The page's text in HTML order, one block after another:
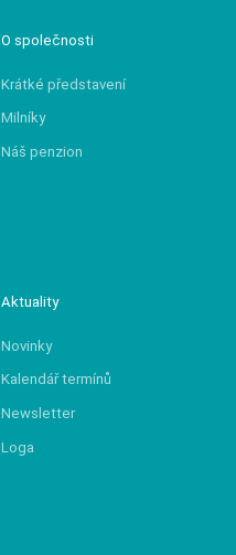
O společnosti
Krátké představení
Milníky
Náš penzion
Aktuality
Novinky
Kalendář termínů
Newsletter
Loga